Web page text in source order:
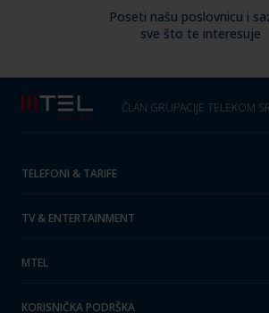
Poseti našu poslovnicu i
sve što te interesuje
ČLAN GRUPACIJE TELEKOM
TELEFONI & TARIFE
TV & ENTERTAINMENT
MTEL
KORISNIČKA PODRŠKA